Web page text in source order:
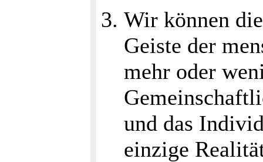
Wir können
Geiste der
mehr oder
und das
einzige